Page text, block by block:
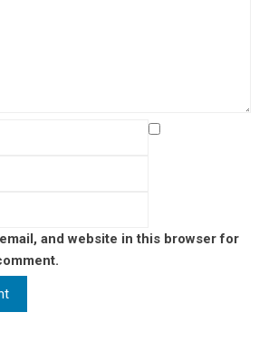
and website in this browser for